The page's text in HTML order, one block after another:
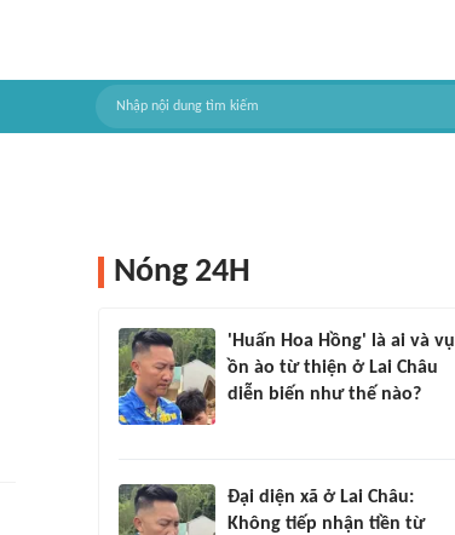
Nóng 24H
'Huấn Hoa Hồng' là ai và vụ
ồn ào từ thiện ở Lai Châu
diễn biến như thế nào?
Đại diện xã ở Lai Châu:
Không tiếp nhận tiền từ